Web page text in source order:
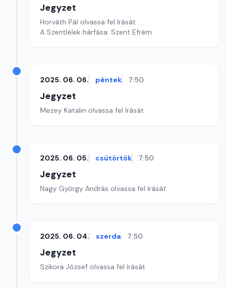
Jegyzet
Horváth Pál olvassa fel írását
A Szentlélek hárfása: Szent Efrém
2025. 06. 06. péntek 7:50
Jegyzet
Mezey Katalin olvassa fel írását
2025. 06. 05. csütörtök 7:50
Jegyzet
Nagy György András olvassa fel írását
2025. 06. 04. szerda 7:50
Jegyzet
Szikora József olvassa fel írását